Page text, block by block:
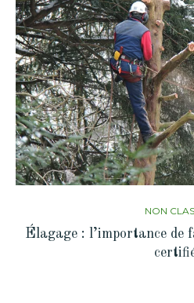
NON
Élagage : l’importance de